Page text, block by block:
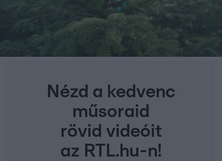
Nézd a kedvenc
műsoraid
rövid videóit
az RTL.hu-n!